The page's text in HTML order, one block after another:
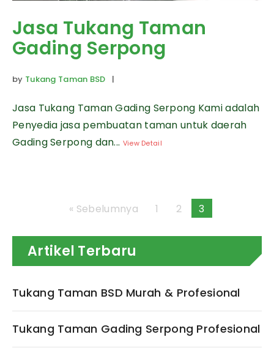
Jasa Tukang Taman
Gading Serpong
by Tukang Taman BSD |
Jasa Tukang Taman Gading Serpong Kami adalah
Penyedia jasa pembuatan taman untuk daerah
Gading Serpong dan... View Detail
« Sebelumnya 1 2 3
Artikel Terbaru
Tukang Taman BSD Murah & Profesional
Tukang Taman Gading Serpong Profesional